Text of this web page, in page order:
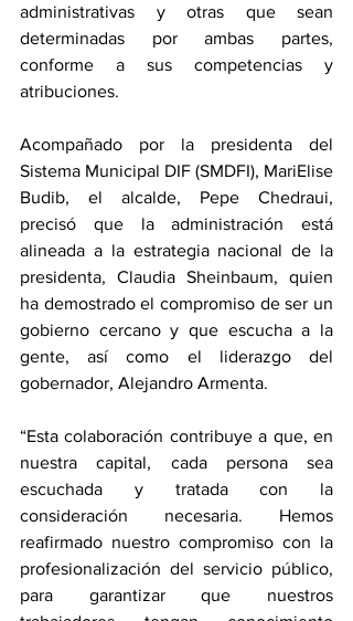
administrativas y otras que sean
determinadas por ambas partes,
conforme a sus competencias y
atribuciones.
Acompañado por la presidenta del
Sistema Municipal DIF (SMDFI), MariElise
Budib, el alcalde, Pepe Chedraui,
precisó que la administración está
alineada a la estrategia nacional de la
presidenta, Claudia Sheinbaum, quien
ha demostrado el compromiso de ser un
gobierno cercano y que escucha a la
gente, así como el liderazgo del
gobernador, Alejandro Armenta.
“Esta colaboración contribuye a que, en
nuestra capital, cada persona sea
escuchada y tratada con la
consideración necesaria. Hemos
reafirmado nuestro compromiso con la
profesionalización del servicio público,
para garantizar que nuestros